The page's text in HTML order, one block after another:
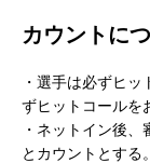
カウントに
・選手は必ずヒ
ずヒットコールを
・ネットイン後
とカウントとする。